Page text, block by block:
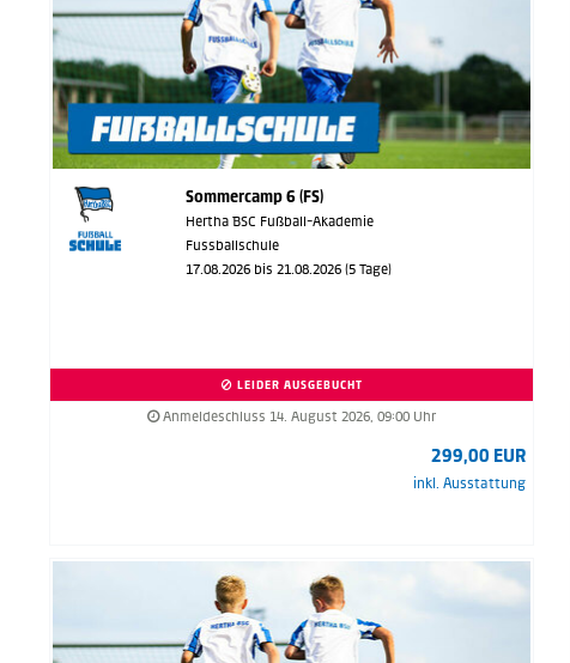
Sommercamp 6 (FS)
Hertha BSC Fußball-Akademie
Fussballschule
17.08.2026 bis 21.08.2026 (5 Tage)
LEIDER AUSGEBUCHT
Anmeldeschluss 14. August 2026, 09:00 Uhr
299,00 EUR
inkl. Ausstattung